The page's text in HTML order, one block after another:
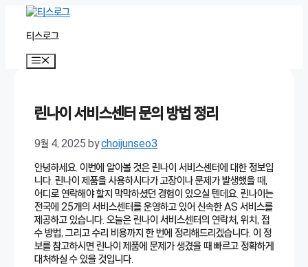
content티스로그
Menu
린나이 서비스센터 문의 방법 정리
9월 4, 2025 bychoijunseo3
안녕하세요. 이번에 알아볼 것은 린나이 서비스센터에 대한 정보입
니다. 린나이 제품을 사용하시다가 고장이나 문제가 발생했을 때,
어디로 연락해야 할지 막막하셨던 경험이 있으실 텐데요. 린나이는
전국에 25개의 서비스센터를 운영하고 있어 신속한 AS 서비스를
제공하고 있습니다. 오늘은 린나이 서비스센터의 연락처, 위치, 접
수 방법, 그리고 수리 비용까지 한 번에 정리해드리겠습니다. 이 정
보를 참고하시면 린나이 제품에 문제가 생겼을 때 빠르고 정확하게
대처하실 수 있을 것입니다.